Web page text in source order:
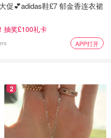
促💕adidas鞋£7 郁金香连衣裙
抽奖£100礼卡
APP打开
2